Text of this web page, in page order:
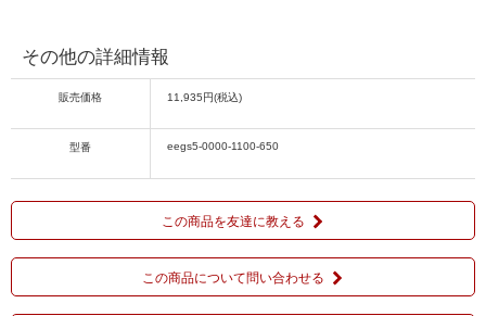
その他の詳細情報
販売価格 11,935円(税込)
型番 eegs5-0000-1100-650
この商品を友達に教える
この商品について問い合わせる